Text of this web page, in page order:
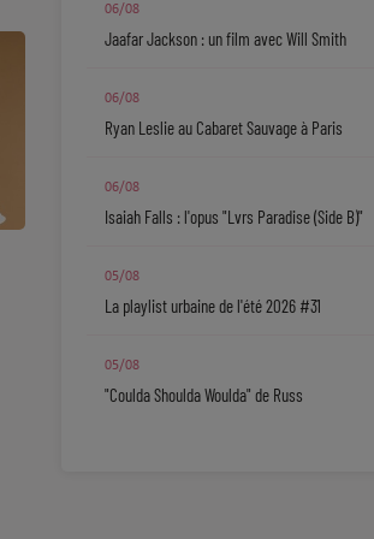
06/08
Jaafar Jackson : un film avec Will Smith
06/08
Ryan Leslie au Cabaret Sauvage à Paris
06/08
Isaiah Falls : l'opus "Lvrs Paradise (Side B)"
05/08
La playlist urbaine de l'été 2026 #31
05/08
"Coulda Shoulda Woulda" de Russ